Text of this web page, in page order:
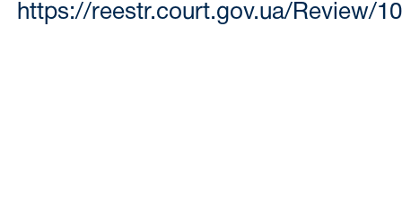
https://reestr.court.gov.ua/Review/